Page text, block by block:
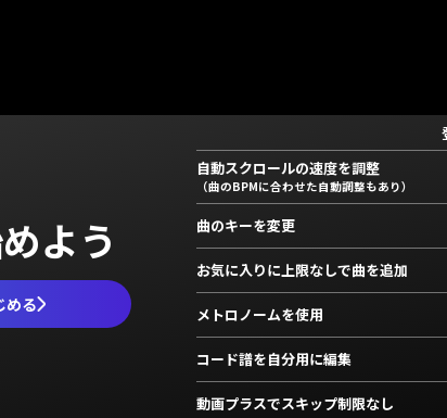
よう
める
自動スクロールの速度を調整
（曲のBPMに合わせた自動調整もあり）
曲のキーを変更
お気に入りに上限なしで曲を追加
メトロノームを使用
コード譜を自分用に編集
動画プラスでスキップ制限なし